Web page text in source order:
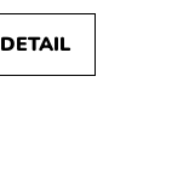
DETAIL